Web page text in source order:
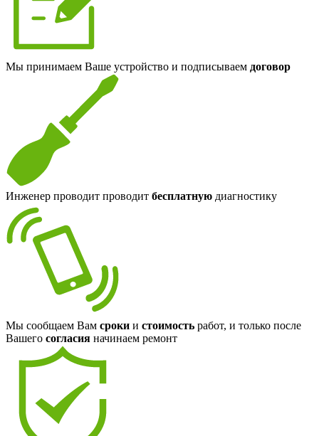
Мы принимаем Ваше устройство и подписываем договор
Инженер проводит проводит бесплатную диагностику
Мы сообщаем Вам сроки и стоимость работ, и только после
Вашего согласия начинаем ремонт